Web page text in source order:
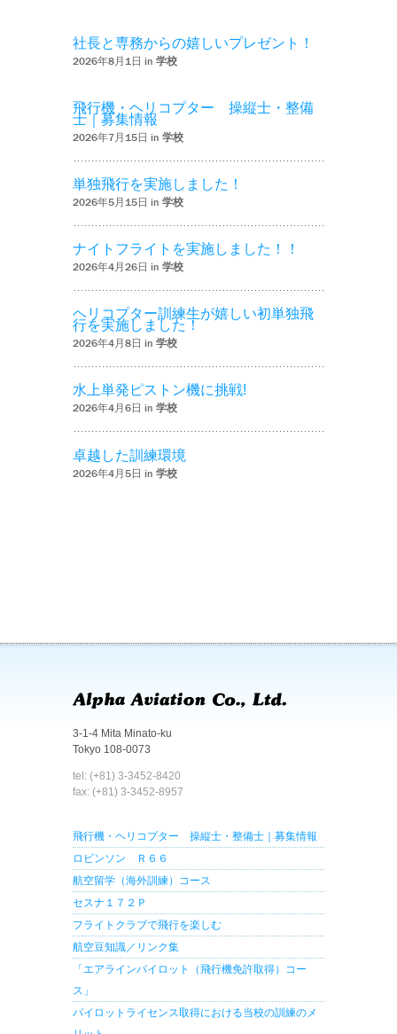
社長と専務からの嬉しいプレゼント！
2026年8月1日 in 学校
飛行機・ヘリコプター 操縦士・整備
士｜募集情報
2026年7月15日 in 学校
単独飛行を実施しました！
2026年5月15日 in 学校
ナイトフライトを実施しました！！
2026年4月26日 in 学校
ヘリコプター訓練生が嬉しい初単独飛
行を実施しました！
2026年4月8日 in 学校
水上単発ピストン機に挑戦!
2026年4月6日 in 学校
卓越した訓練環境
2026年4月5日 in 学校
3-1-4 Mita Minato-ku
Tokyo 108-0073
tel: (+81) 3-3452-8420
fax: (+81) 3-3452-8957
飛行機・ヘリコプター 操縦士・整備士｜募集情報
ロビンソン Ｒ６６
航空留学（海外訓練）コース
セスナ１７２Ｐ
フライトクラブで飛行を楽しむ
航空豆知識／リンク集
「エアラインパイロット（飛行機免許取得）コー
ス」
パイロットライセンス取得における当校の訓練のメ